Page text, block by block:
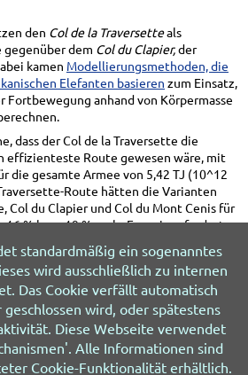
den Col de la Traversetteals
dem Col du Clapier,der
kamen Modellierungsmethoden, die
Elefanten basieren zum Einsatz,
Fortbewegung anhand von Körpermasse
dass der Col de la Traversette die
effizienteste Route gewesen wäre, mit
die gesamte Armee von 5,42 TJ (10^12
Route hätten die Varianten
Col du Clapier und Col du Mont Cenis für
16 % bzw. 19 % mehr Energie erfordert.
doi10.1073/pnas.2612764123
HIV&more Impressum
Datenschutz
Sitemap Letzte Änderung 05.08.2026
standardmäßig ein sogenanntes
wird ausschließlich zu internen
Das Cookie verfällt automatisch
geschlossen wird, oder spätestens
Diese Webseite verwendet
Alle Informationen sind
Cookie-Funktionalität erhältlich.